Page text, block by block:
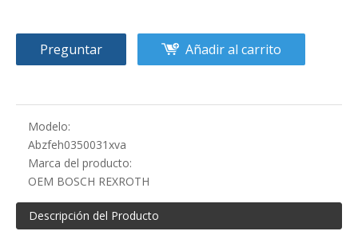
Preguntar Añadir al carrito
Modelo:
Abzfeh0350031xva
Marca del producto:
OEM BOSCH REXROTH
Descripción del Producto